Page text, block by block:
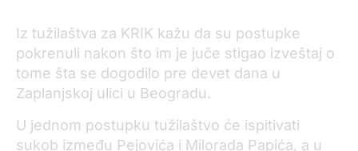
Iz tužilaštva za KRIK kažu da su postupke
pokrenuli nakon što im je juče stigao izveštaj o
tome šta se dogodilo pre devet dana u
Zaplanjskoj ulici u Beogradu.
U jednom postupku tužilaštvo će ispitivati
sukob između Pejovića i Milorada Papića, a u